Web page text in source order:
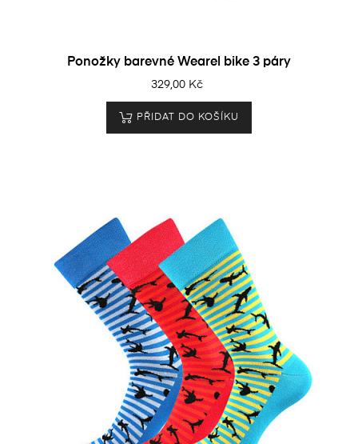
Ponožky barevné Wearel bike 3 páry
329,00 Kč
PŘIDAT DO KOŠÍKU